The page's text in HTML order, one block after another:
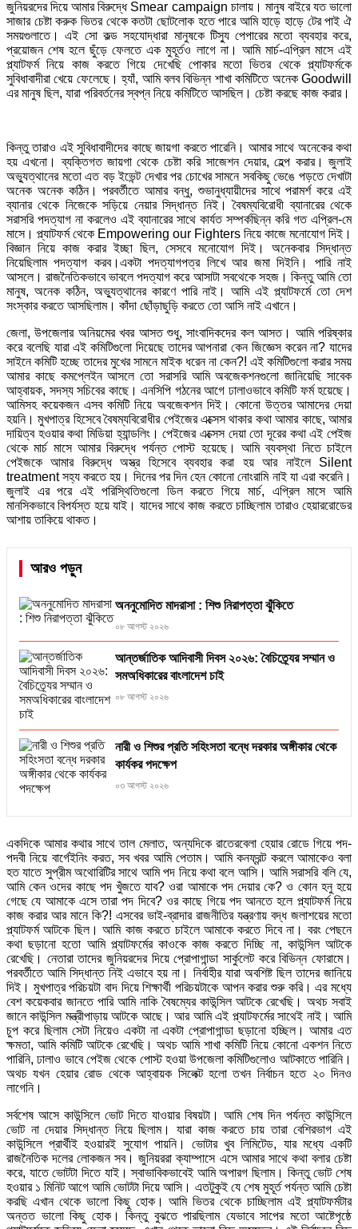
জুনিয়রদের দিয়ে আমার বিরুদ্ধে Smear campaign চালায়। মানুষ বাইরে যত ভালো
সাজার চেষ্টা করুক ভিতর থেকে কতটা ছোটলোক হতে পারে আমি হাড়ে হাড়ে টের পাই ঐ
সময়গুলাতে। এই সো কল্ড সহযোদ্ধারা মানুষকে টিস্যু পেপারের মতো ব্যবহার করে,
প্রয়োজন শেষ হলে ছুঁড়ে ফেলতে এক মুহূর্তও লাগে না। আমি মার্চ-এপ্রিল মাসে এই
প্ল্যাটফর্ম নিয়ে কাজ করতে গিয়ে দেখেছি পোকার মতো ভিতর থেকে প্ল্যাটফর্মকে
সুবিধাবাদীরা খেয়ে ফেলেছে। হ্যাঁ, আমি বলব বিভিন্ন শাখা কমিটিতে অনেক Goodwill
এর মানুষ ছিল, যারা পরিবর্তনের স্বপ্ন নিয়ে কমিটিতে আসছিল। চেষ্টা করছে কাজ করার।
কিন্তু তারাও এই সুবিধাবাদীদের কাছে জায়গা করতে পারেনি। আমার সাথে অনেকের কথা
হয় এখনো। ব্যক্তিগত জায়গা থেকে চেষ্টা করি সাজেশন দেয়ার, হেল্প করার। জুলাই
অভ্যুত্থানের মতো এত বড় ইভেন্ট দেখার পর চোখের সামনে সবকিছু ভেঙে পড়তে দেখাটা
অনেক অনেক কঠিন। পরবর্তীতে আমার বন্ধু, শুভানুধ্যায়ীদের সাথে পরামর্শ করে এই
ব্যানার থেকে নিজেকে সড়িয়ে নেয়ার সিদ্ধান্ত নিই। বৈষম্যবিরোধী ব্যানারের থেকে
সরাসরি পদত্যাগ না করলেও এই ব্যানারের সাথে কার্যত সম্পর্কছিন্ন করি গত এপ্রিল-মে
মাসে। প্ল্যাটফর্ম থেকে Empowering our Fighters নিয়ে কাজে মনোযোগ দিই।
বিজ্ঞান নিয়ে কাজ করার ইচ্ছা ছিল, সেসবে মনোযোগ দিই। অনেকবার সিদ্ধান্ত
নিয়েছিলাম পদত্যাগ করব।একটা পদত্যাগপত্র লিখে আর জমা দিইনি। পারি নাই
আসলে। রাজনৈতিকভাবে ভাবলে পদত্যাগ করে আসাটা সবথেকে সহজ। কিন্তু আমি তো
মানুষ, অনেক কঠিন, অভ্যুত্থানের কারণে পারি নাই। আমি এই প্ল্যাটফর্মে তো দেশ
সংস্কার করতে আসছিলাম। কাঁদা ছোঁড়াছুড়ি করতে তো আসি নাই এখানে।
জেলা, উপজেলার অনিয়মের খবর আসত শুধু, সাংবাদিকদের কল আসত। আমি পরিষ্কার
করে বলেছি যারা এই কমিটিগুলো দিয়েছে তাদের আপনারা কেন জিজ্ঞেস করেন না? যাদের
সাইনে কমিটি হচ্ছে তাদের মুখের সামনে মাইক ধরেন না কেন?! এই কমিটিগুলো করার সময়
আমার কাছে কমপ্লেইন আসলে তো সরাসরি আমি অবজেকশনগুলো জানিয়েছি সাবেক
আহ্বায়ক, সদস্য সচিবের কাছে। এনসিপি গঠনের আগে ঢালাওভাবে কমিটি ফর্ম হয়েছে।
আমিসহ কয়েকজন এসব কমিটি নিয়ে অবজেকশন দিই। কোনো উত্তর আমাদের দেয়া
হয়নি। মুখপাত্র হিসেবে বৈষম্যবিরোধীর পেইজের এক্সেস থাকার কথা আমার কাছে, আমার
দায়িত্ব হওয়ার কথা মিডিয়া হ্যান্ডলিং। পেইজের এক্সেস দেয়া তো দূরের কথা এই পেইজ
থেকে মার্চ মাসে আমার বিরুদ্ধে পর্যন্ত পোস্ট হয়েছে। আমি ব্যবস্থা নিতে চাইলে
পেইজকে আমার বিরুদ্ধে অস্ত্র হিসেবে ব্যবহার করা হয় আর নাইলে Silent
treatment সহ্য করতে হয়। দিনের পর দিন হেন কোনো নোংরামি নাই যা এরা করেনি।
জুলাই এর পরে এই পরিস্থিতিগুলো ডিল করতে গিয়ে মার্চ, এপ্রিল মাসে আমি
মানসিকভাবে বিপর্যস্ত হয়ে যাই। যাদের সাথে কাজ করতে চাচ্ছিলাম তারাও হেয়াররোডের
আশায় তাকিয়ে থাকত।
আরও পড়ুন
অননুমোদিত মাদরাসা : শিশু নিরাপত্তা ঝুঁকিতে
০৮ আগস্ট ২০২৬
আন্তর্জাতিক আদিবাসী দিবস ২০২৬: বৈচিত্র্যের সম্মান ও
সমঅধিকারের বাংলাদেশ চাই
০৮ আগস্ট ২০২৬
নারী ও শিশুর প্রতি সহিংসতা বন্ধে দরকার অঙ্গীকার থেকে
কার্যকর পদক্ষেপ
০৩ আগস্ট ২০২৬
একদিকে আমার কথার সাথে তাল মেলাত, অন্যদিকে রাতেরবেলা হেয়ার রোডে গিয়ে পদ-
পদবী নিয়ে বার্গেইনিং করত, সব খবর আমি পেতাম। আমি কনফ্রন্ট করলে আমাকেও বলা
হত যাতে সুপ্রীম অথোরিটির সাথে আমি পদ নিয়ে কথা বলে আসি। আমি সরাসরি বলি যে,
আমি কেন ওদের কাছে পদ খুঁজতে যাব? ওরা আমাকে পদ দেয়ার কে? ও কোন হনু হয়ে
গেছে যে আমাকে এসে তারা পদ দিবে? ওর কাছে গিয়ে পদ আনতে হলে প্ল্যাটফর্ম নিয়ে
কাজ করার আর মানে কি?! এসবের ভাই-ব্রাদার রাজনীতির যন্ত্রণায় বদ্ধ জলাশয়ের মতো
প্ল্যাটফর্ম আটকে ছিল। আমি কাজ করতে চাইলে আমাকে করতে দিবে না। বরং পেছনে
কথা ছড়ানো হতো আমি প্ল্যাটফর্মের কাওকে কাজ করতে দিচ্ছি না, কাউন্সিল আটকে
রেখেছি। নেতারা তাদের জুনিয়রদের দিয়ে প্রোপাগান্ডা সার্কুলেট করে বিভিন্ন ফোরামে।
পরবর্তীতে আমি সিদ্ধান্ত নিই এভাবে হয় না। নির্বাহীর যারা অবশিষ্ট ছিল তাদের জানিয়ে
দিই। মুখপাত্র পরিচয়টা বাদ দিয়ে শিক্ষার্থী পরিচয়টাকে আপন করার শুরু করি। এর মধ্যে
বেশ কয়েকবার জানতে পারি আমি নাকি বৈষম্যের কাউন্সিল আটকে রেখেছি। অথচ সবাই
জানে কাউন্সিল মন্ত্রীপাড়ায় আটকে আছে। আর আমি এই প্ল্যাটফর্মের সাথেই নাই। আমি
চুপ করে ছিলাম সেটা নিয়েও একটা না একটা প্রোপাগান্ডা ছড়ানো হচ্ছিল। আমার এত
ক্ষমতা, আমি কমিটি আটকে রেখেছি। অথচ আমি শাখা কমিটি নিয়ে কোনো একশন নিতে
পারিনি, ঢালাও ভাবে পেইজ থেকে পোস্ট হওয়া উপজেলা কমিটিগুলোও আটকাতে পারিনি।
অথচ যখন হেয়ার রোড থেকে আহ্বায়ক সিলেক্ট হলো তখন নির্বাচন হতে ২০ দিনও
লাগেনি।
সর্বশেষ আসে কাউন্সিলে ভোট দিতে যাওয়ার বিষয়টা। আমি শেষ দিন পর্যন্ত কাউন্সিলে
ভোট না দেয়ার সিদ্ধান্ত নিয়ে ছিলাম। যারা কাজ করতে চায় তারা বেশিরভাগ এই
কাউন্সিলে প্রার্থীই হওয়ারই সুযোগ পায়নি। ভোটার খুব লিমিটেড, যার মধ্যে একটি
রাজনৈতিক দলের লোকজন সব। জুনিয়ররা ক্যাম্পাসে এসে আমার সাথে কথা বলার চেষ্টা
করে, যাতে ভোটটা দিতে যাই। স্বাভাবিকভাবেই আমি অপারগ ছিলাম। কিন্তু ভোট শেষ
হওয়ার ১ মিনিট আগে আমি ভোটটা দিয়ে আসি। এতটুকুই যে শেষ মুহূর্ত পর্যন্ত আমি চেষ্টা
করছি এখান থেকে ভালো কিছু হোক। আমি ভিতর থেকে চাচ্ছিলাম এই প্ল্যাটফর্মটার
অন্তত ভালো কিছু হোক। কিন্তু বুঝতে পারছিলাম যেভাবে সাপের মতো আষ্টেপৃষ্ঠে